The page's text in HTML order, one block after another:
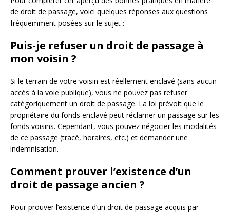
de droit de passage, voici quelques réponses aux questions
fréquemment posées sur le sujet :
Puis-je refuser un droit de passage à
mon voisin ?
Si le terrain de votre voisin est réellement enclavé (sans aucun
accès à la voie publique), vous ne pouvez pas refuser
catégoriquement un droit de passage. La loi prévoit que le
propriétaire du fonds enclavé peut réclamer un passage sur les
fonds voisins. Cependant, vous pouvez négocier les modalités
de ce passage (tracé, horaires, etc.) et demander une
indemnisation.
Comment prouver l’existence d’un
droit de passage ancien ?
Pour prouver l’existence d’un droit de passage acquis par